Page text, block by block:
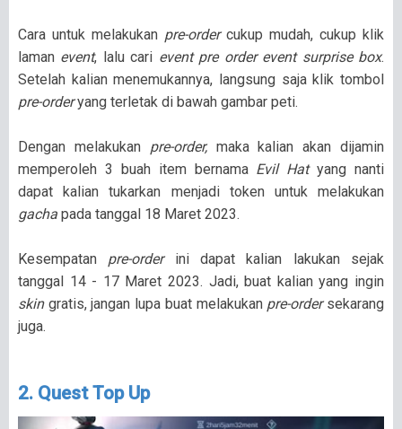
Cara untuk melakukan pre-ordercukup mudah, cukup klik
laman event, lalu cari event pre order event surprise box.
Setelah kalian menemukannya, langsung saja klik tombol
pre-orderyang terletak di bawah gambar peti.
Dengan melakukan pre-order,maka kalian akan dijamin
memperoleh 3 buah item bernama Evil Hatyang nanti
dapat kalian tukarkan menjadi token untuk melakukan
gacha pada tanggal 18 Maret 2023.
Kesempatan pre-orderini dapat kalian lakukan sejak
tanggal 14 - 17 Maret 2023. Jadi, buat kalian yang ingin
skin gratis, jangan lupa buat melakukanpre-ordersekarang
juga.
2. Quest Top Up